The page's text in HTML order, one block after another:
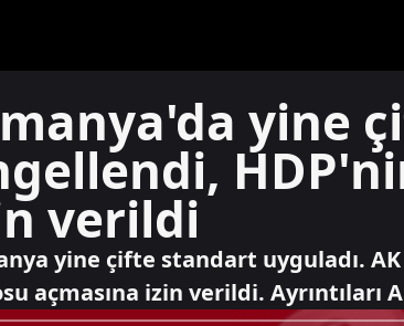
yine
verildi
yine çifte standart uyguladı.
açmasına izin verildi. Ayrıntıları